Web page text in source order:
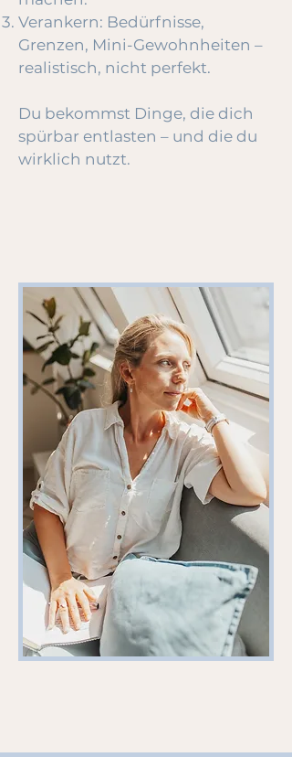
Verankern: Bedürfnisse,
Grenzen, Mini-Gewohnheiten –
realistisch, nicht perfekt.
​Du bekommst Dinge, die dich
spürbar entlasten – und die du
wirklich nutzt.